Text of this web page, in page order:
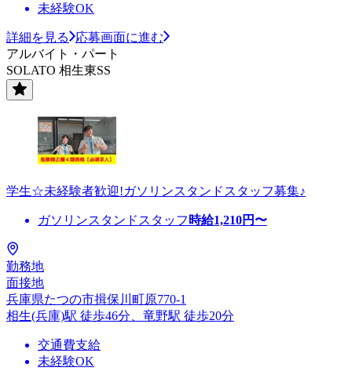
未経験OK
詳細を見る
応募画面に進む
アルバイト・パート
SOLATO 相生東SS
学生☆未経験者歓迎!ガソリンスタンドスタッフ募集♪
ガソリンスタンドスタッフ 時給1,210円〜
勤務地
面接地
兵庫県たつの市揖保川町原770-1
相生(兵庫)駅 徒歩46分、竜野駅 徒歩20分
交通費支給
未経験OK